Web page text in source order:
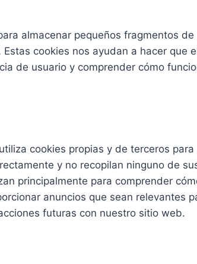
almacenar pequeños fragmentos
cookies nos ayudan a hacer que
de usuario y comprender cómo
cookies propias y de terceros
y no recopilan ninguno de
principalmente para comprender
anuncios que sean relevantes
futuras con nuestro sitio web.